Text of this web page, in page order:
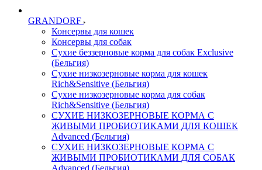
GRANDORF
Консервы для кошек
Консервы для собак
Сухие беззерновые корма для собак Exclusive
(Бельгия)
Сухие низкозерновые корма для кошек
Rich&Sensitive (Бельгия)
Сухие низкозерновые корма для собак
Rich&Sensitive (Бельгия)
СУХИЕ НИЗКОЗЕРНОВЫЕ КОРМА С
ЖИВЫМИ ПРОБИОТИКАМИ ДЛЯ КОШЕК
Advanced (Бельгия)
СУХИЕ НИЗКОЗЕРНОВЫЕ КОРМА С
ЖИВЫМИ ПРОБИОТИКАМИ ДЛЯ СОБАК
Advanced (Бельгия)